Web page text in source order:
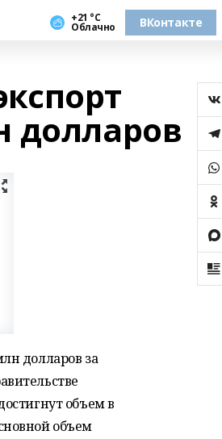
+21 °С
Облачно ВКонтакте
долларов
долларов за
объем в
объем